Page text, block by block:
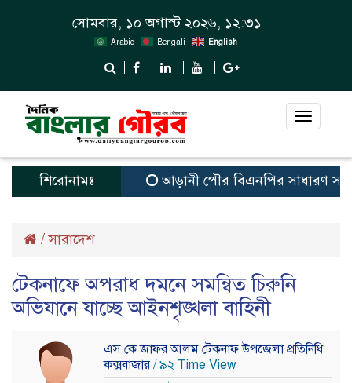
সোমবার, ১০ অগাস্ট ২০২৬, ১২:৩১
Arabic Bengali English
Toggle
শিরোনামঃ আড়ানী পৌর বিএনপির সাধারণ
/সারাদেশ
টেকনাফে অপরাধ দমনে সমন্বিত চিরুনি
অভিযানে যাচ্ছে আইনশৃঙ্খলা বাহিনী
এস কে জাফর আলম টেকনাফ উপজেলা প্রতিনিধি
কক্সবাজার/ ৯২ Time View